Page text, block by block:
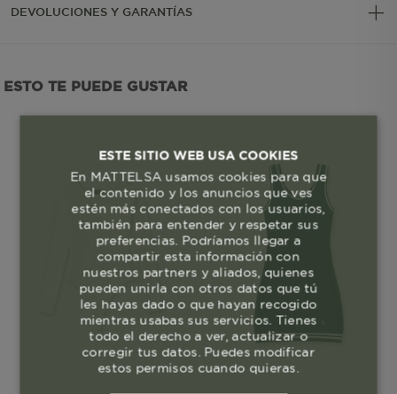
DEVOLUCIONES Y GARANTÍAS
ESTO TE PUEDE GUSTAR
ESTE SITIO WEB USA COOKIES
En MATTELSA usamos cookies para que
el contenido y los anuncios que ves
estén más conectados con los usuarios,
también para entender y respetar sus
preferencias. Podríamos llegar a
compartir esta información con
nuestros partners y aliados, quienes
pueden unirla con otros datos que tú
les hayas dado o que hayan recogido
mientras usabas sus servicios. Tienes
todo el derecho a ver, actualizar o
corregir tus datos. Puedes modificar
estos permisos cuando quieras.